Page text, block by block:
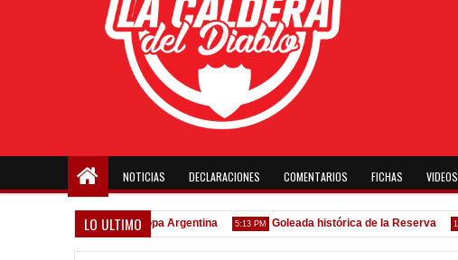
NOTICIAS DECLARACIONES COMENTARIOS FICHAS VIDEOS
LO ULTIMO
confirmado en la Copa Argentina 5:13 PM Goleada histórica de la Reserva 1:52 PM